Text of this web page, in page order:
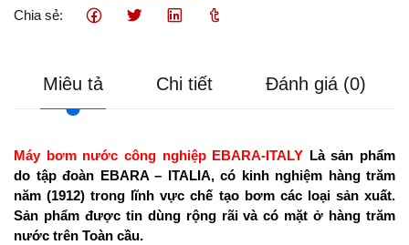
Chia sẻ:
Miêu tả Chi tiết Đánh giá (0)
Máy bơm nước công nghiệp EBARA-ITALY Là sản phẩm
do tập đoàn EBARA – ITALIA, có kinh nghiệm hàng trăm
năm (1912) trong lĩnh vực chế tạo bơm các loại sản xuất.
Sản phẩm được tin dùng rộng rãi và có mặt ở hàng trăm
nước trên Toàn cầu.